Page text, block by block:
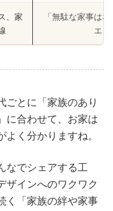
、家
「無駄な家事は
エコ
ごとに「家族のあり
に合わせて、お家は
く分かりますね。
なでシェアする工
ザインへのワクワク
く「家族の絆や家事